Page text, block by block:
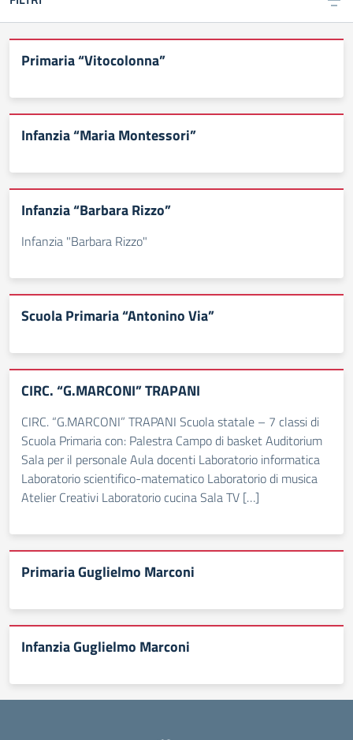
Primaria “Vitocolonna”
Infanzia “Maria Montessori”
Infanzia “Barbara Rizzo”
Infanzia "Barbara Rizzo"
Scuola Primaria “Antonino Via”
CIRC. “G.MARCONI” TRAPANI
CIRC. “G.MARCONI” TRAPANI Scuola statale – 7 classi di
Scuola Primaria con: Palestra Campo di basket Auditorium
Sala per il personale Aula docenti Laboratorio informatica
Laboratorio scientifico-matematico Laboratorio di musica
Atelier Creativi Laboratorio cucina Sala TV […]
Primaria Guglielmo Marconi
Infanzia Guglielmo Marconi